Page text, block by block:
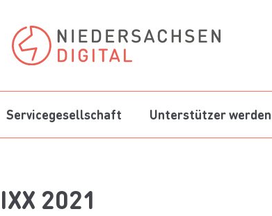
Servicegesellschaft Unterstützer werden
2021